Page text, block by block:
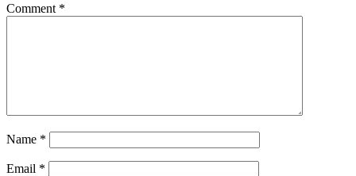
Comment *
Name *
Email *